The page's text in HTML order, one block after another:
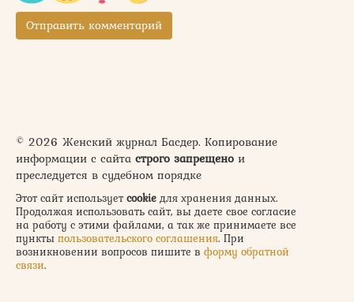
© 2026 Женский журнал Басдер. Копирование
информации с сайта строго запрещено и
преследуется в судебном порядке
Этот сайт использует cookie для хранения данных.
Продолжая использовать сайт, вы даете свое согласие
на работу с этими файлами, а так же принимаете все
пункты пользовательского соглашения. При
возникновении вопросов пишите в форму обратной
связи.